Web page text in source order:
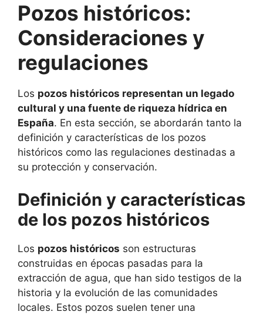
Pozos históricos:
Consideraciones y
regulaciones
Los pozos históricos representan un legado
cultural y una fuente de riqueza hídrica en
España. En esta sección, se abordarán tanto la
definición y características de los pozos
históricos como las regulaciones destinadas a
su protección y conservación.
Definición y características
de los pozos históricos
Los pozos históricos son estructuras
construidas en épocas pasadas para la
extracción de agua, que han sido testigos de la
historia y la evolución de las comunidades
locales. Estos pozos suelen tener una